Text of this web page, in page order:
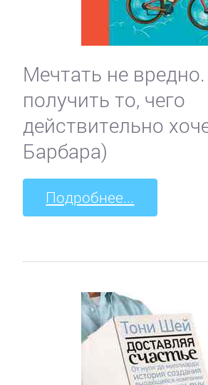
Мечтать не
получить то, чего
действительно
Барбара)
Подробнее...